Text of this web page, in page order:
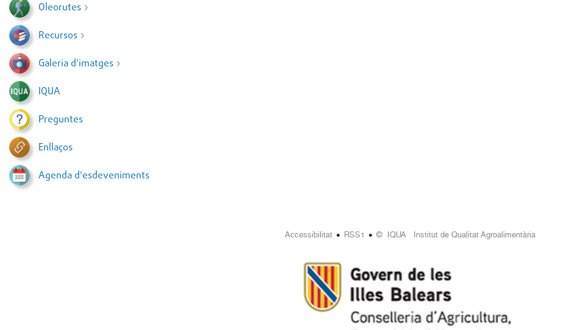
Oleorutes
Recursos
Galeria d'imatges
IQUA
Preguntes
Enllaços
Agenda d'esdeveniments
Accessibilitat• RSS1 • © IQUA Institut de Qualitat Agroalimentària